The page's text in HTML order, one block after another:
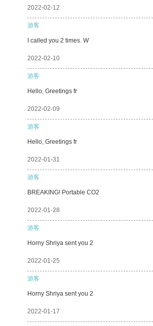
2022-02-12
游客
I called you 2 times. W
2022-02-10
游客
Hello, Greetings fr
2022-02-09
游客
Hello, Greetings fr
2022-01-31
游客
BREAKING! Portable CO2
2022-01-28
游客
Horny Shriya sent you 2
2022-01-25
游客
Horny Shriya sent you 2
2022-01-17